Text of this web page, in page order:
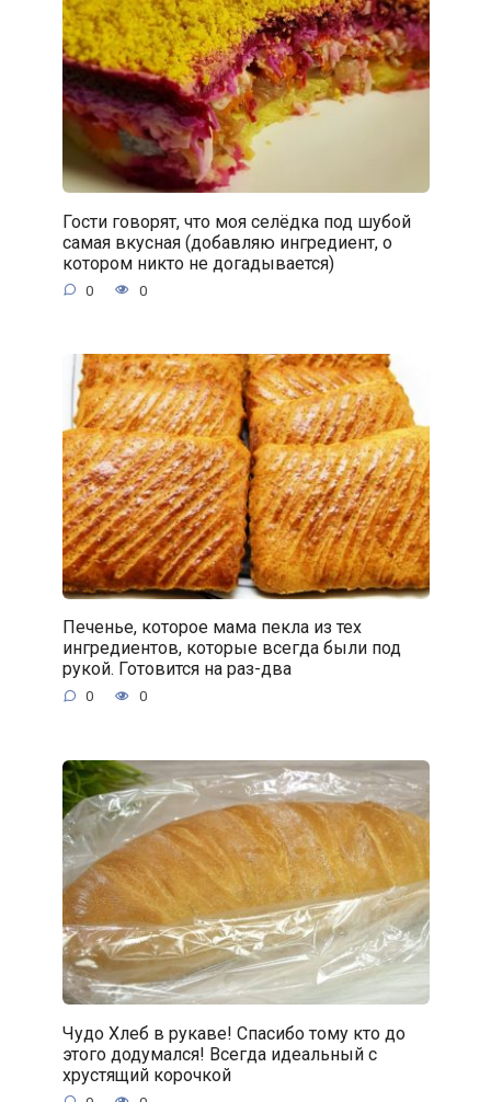
Гости говорят, что моя селёдка под шубой
самая вкусная (добавляю ингредиент, о
котором никто не догадывается)
0 0
Печенье, которое мама пекла из тех
ингредиентов, которые всегда были под
рукой. Готовится на раз-два
0 0
Чудо Хлеб в рукаве! Спасибо тому кто до
этого додумался! Всегда идеальный с
хрустящий корочкой